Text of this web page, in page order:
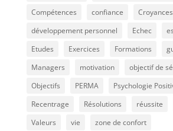
Compétences
confiance
développement personnel
Echec
Etudes
Exercices Formations
Managers
motivation
objectif de
Objectifs
PERMA Psychologie
Recentrage
Résolutions réussite
Valeurs
vie zone de confort